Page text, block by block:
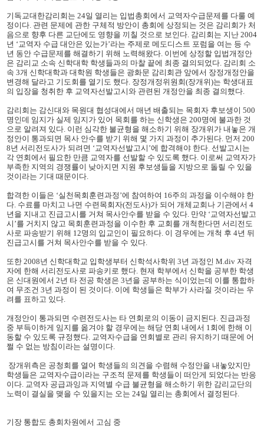
기독교대한감리회는 24일 열리는 입법총회에서 교역자수급문제를 다룰 예
정이다. 관련 문제에 관한 구체적 방안이 총회에 상정되는 것은 감리회가 처
음으로 향후 다른 교단에도 영향을 끼칠 것으로 보인다. 감리회는 지난 2004
년 ‘교역자 수급 대안은 있는가’라는 주제로 메도디스트 포럼을 여는 등 수
년 동안 수급문제를 해결하기 위해 노력해왔다. 이번에 상정할 입법개정안
은 감리교 소속 신학대학 학생들과의 마찰 끝에 최종 결의되었다. 감리회 소
속 3개 신학대학과 대학원 학생들은 광화문 감리회관 앞에서 장정개정안을
변경해 달라고 기도회를 열기도 했다. 장정개정위원회(장개위)는 학생대표
의 입장을 청취한 후 교역자선발고시와 관련된 개정안을 최종 결의했다.
감리회는 감신대와 목원대 협성대에서 매년 배출되는 목회자 후보생이 500
명인데 임지가 실제 임지가 있어 목회를 하는 신학생은 200명에 불과한 것
으로 알려져 있다. 이런 심각한 불균형을 해소하기 위해 장개위가 내놓은 개
정안이 통과되면 목사 안수를 받기 위해 몇 가지 과정이 추가된다. 먼저 200
8년 서리전도사가 되려면 ‘교역자선발고시’에 합격해야 한다. 선발고시는
각 연회에서 필요한 만큼 교역자를 선발할 수 있도록 했다. 이로써 교역자가
부족한 지역의 경쟁률이 낮아지면 지원 후보생들을 지방으로 돌릴 수 있을
것이라는 기대 때문이다.
합격한 이들은 ‘실천목회훈련과정’에 참여하여 16주의 과정을 이수해야 한
다. 수료를 마치고 나면 수련목회자(전도사)가 되어 개체교회나 기관에서 4
년을 지내고 진급고시를 거쳐 목사안수를 받을 수 있다. 만약 ‘교역자선발고
시’를 거치지 않고 목회훈련과정을 이수한 후 교회를 개척한다면 서리전도
사로 파송받기 위해 12명의 입교인이 필요하다. 이 경우에는 개척 후 4년 뒤
진급고시를 거쳐 목사안수를 받을 수 있다.
또한 2008년 신학대학교 입학생부터 신학석사학위 3년 과정인 M.div 자격
자에 한해 서리전도사로 파송키로 했다. 현재 학부에서 신학을 공부한 학생
은 신대원에서 2년 타 전공 학생은 3년을 공부하는 식이었는데 이를 통합하
여 무조건 3년 과정이 된 것이다. 이에 학생들은 학부가 사라질 것이라는 우
려를 표하고 있다.
개정안이 통과되면 수련전도사는 타 연회로의 이동이 금지된다. 진급과정
중 부득이하게 임지를 옮겨야 할 경우에는 해당 연회 내에서 1회에 한해 이
동할 수 있도록 규정했다. 교역자수급을 연회별로 관리 유지하기 때문에 어
쩔 수 없는 방침이라는 설명이다.
장개위측은 공청회를 열어 학생들의 의견을 수렴해 수정안을 내놓았지만
학생들은 교역자수급이라는 구조적 문제를 학생들이 떠안게 되었다는 반응
이다. 교역자 공급과잉과 지역별 수급 불균형을 해소하기 위한 감리교단의
노력이 결실을 맺을 수 있을지는 오는 24일 열리는 총회에서 결정된다.
기장 통합도 총회차원에서 고심 중